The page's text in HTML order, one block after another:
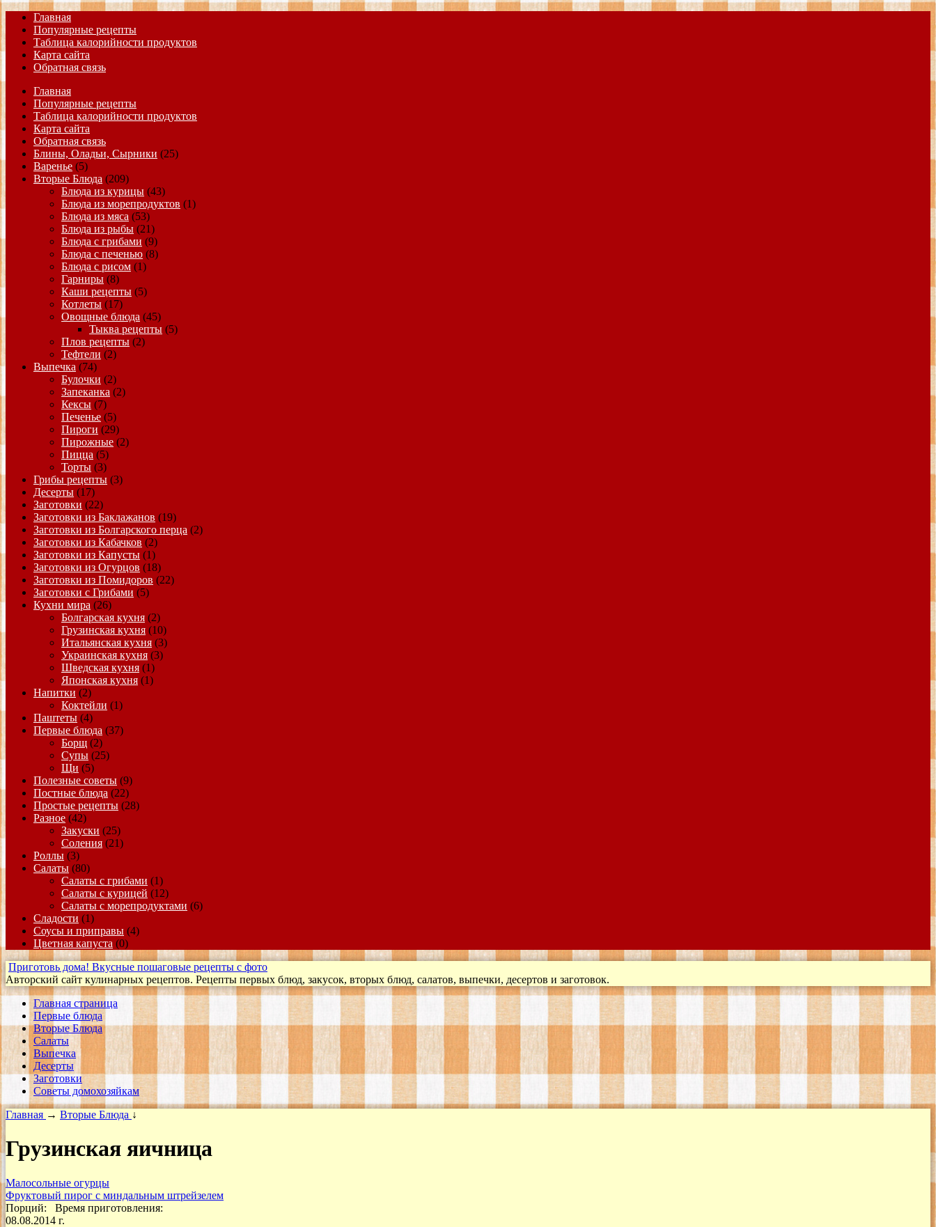
Главная
Популярные рецепты
Таблица калорийности продуктов
Карта сайта
Обратная связь
Главная
Популярные рецепты
Таблица калорийности продуктов
Карта сайта
Обратная связь
Блины, Оладьи, Сырники (25)
Варенье (5)
Вторые Блюда (209)
Блюда из курицы (43)
Блюда из морепродуктов (1)
Блюда из мяса (53)
Блюда из рыбы (21)
Блюда с грибами (9)
Блюда с печенью (8)
Блюда с рисом (1)
Гарниры (8)
Каши рецепты (5)
Котлеты (17)
Овощные блюда (45)
Тыква рецепты (5)
Плов рецепты (2)
Тефтели (2)
Выпечка (74)
Булочки (2)
Запеканка (2)
Кексы (7)
Печенье (5)
Пироги (29)
Пирожные (2)
Пицца (5)
Торты (3)
Грибы рецепты (3)
Десерты (17)
Заготовки (22)
Заготовки из Баклажанов (19)
Заготовки из Болгарского перца (2)
Заготовки из Кабачков (2)
Заготовки из Капусты (1)
Заготовки из Огурцов (18)
Заготовки из Помидоров (22)
Заготовки с Грибами (5)
Кухни мира (26)
Болгарская кухня (2)
Грузинская кухня (10)
Итальянская кухня (3)
Украинская кухня (3)
Шведская кухня (1)
Японская кухня (1)
Напитки (2)
Коктейли (1)
Паштеты (4)
Первые блюда (37)
Борщ (2)
Супы (25)
Щи (5)
Полезные советы (9)
Постные блюда (22)
Простые рецепты (28)
Разное (42)
Закуски (25)
Соления (21)
Роллы (3)
Салаты (80)
Салаты с грибами (1)
Салаты с курицей (12)
Салаты с морепродуктами (6)
Сладости (1)
Соусы и приправы (4)
Цветная капуста (0)
Приготовь дома! Вкусные пошаговые рецепты с фото
Авторский сайт кулинарных рецептов. Рецепты первых блюд, закусок, вторых блюд, салатов, выпечки, десертов и заготовок.
Главная страница
Первые блюда
Вторые Блюда
Салаты
Выпечка
Десерты
Заготовки
Cоветы домохозяйкам
Главная → Вторые Блюда ↓
Грузинская яичница
Малосольные огурцы
Фруктовый пирог с миндальным штрейзелем
Порций: Время приготовления:
08.08.2014 г.